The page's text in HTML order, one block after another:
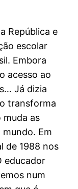
República e
escolar
Embora
acesso ao
Já dizia
transforma
muda as
Em
de 1988 nos
educador
num